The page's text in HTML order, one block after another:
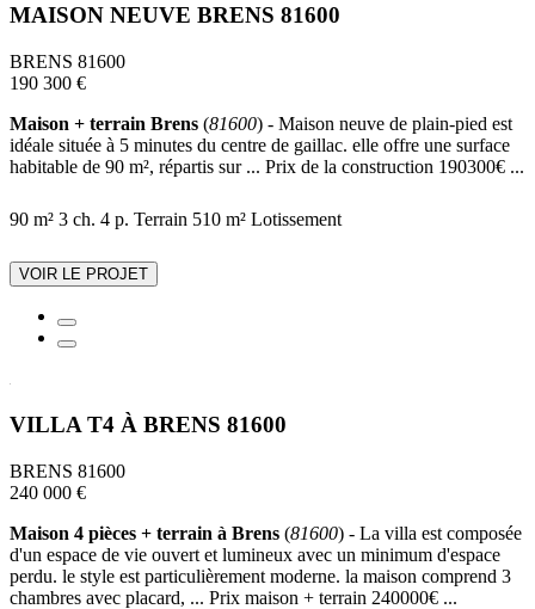
MAISON NEUVE BRENS 81600
BRENS 81600
190 300 €
Maison + terrain Brens (81600) - Maison neuve de plain-pied est
idéale située à 5 minutes du centre de gaillac. elle offre une surface
habitable de 90 m², répartis sur ... Prix de la construction 190300€ ...
90 m² 3 ch. 4 p. Terrain 510 m² Lotissement
VOIR LE PROJET
VILLA T4 À BRENS 81600
BRENS 81600
240 000 €
Maison 4 pièces + terrain à Brens (81600) - La villa est composée
d'un espace de vie ouvert et lumineux avec un minimum d'espace
perdu. le style est particulièrement moderne. la maison comprend 3
chambres avec placard, ... Prix maison + terrain 240000€ ...